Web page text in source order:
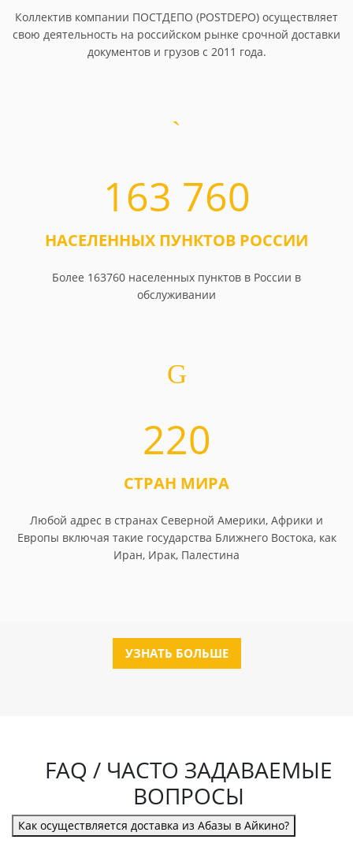
Коллектив компании ПОСТДЕПО (POSTDEPO) осуществляет
свою деятельность на российском рынке срочной доставки
документов и грузов с 2011 года.
163 760
НАСЕЛЕННЫХ ПУНКТОВ РОССИИ
Более 163760 населенных пунктов в России в
обслуживании
220
СТРАН МИРА
Любой адрес в странах Северной Америки, Африки и
Европы включая такие государства Ближнего Востока, как
Иран, Ирак, Палестина
УЗНАТЬ БОЛЬШЕ
FAQ / ЧАСТО ЗАДАВАЕМЫЕ
ВОПРОСЫ
Как осуществляется доставка из Абазы в Айкино?